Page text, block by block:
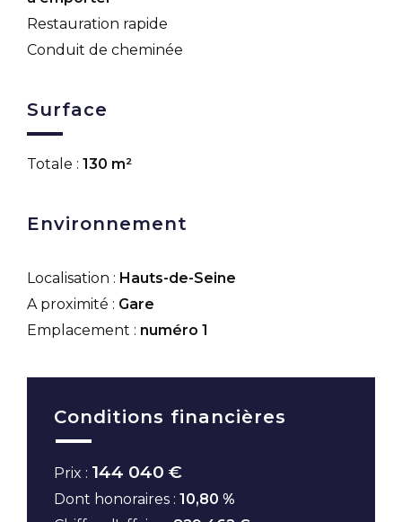
Restauration rapide
Conduit de cheminée
Surface
Totale : 130 m²
Environnement
Localisation : Hauts-de-Seine
A proximité : Gare
Emplacement : numéro 1
Conditions financières
Prix : 144 040 €
Dont honoraires : 10,80 %